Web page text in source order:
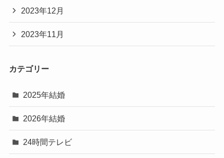
2023年12月
2023年11月
カテゴリー
2025年結婚
2026年結婚
24時間テレビ